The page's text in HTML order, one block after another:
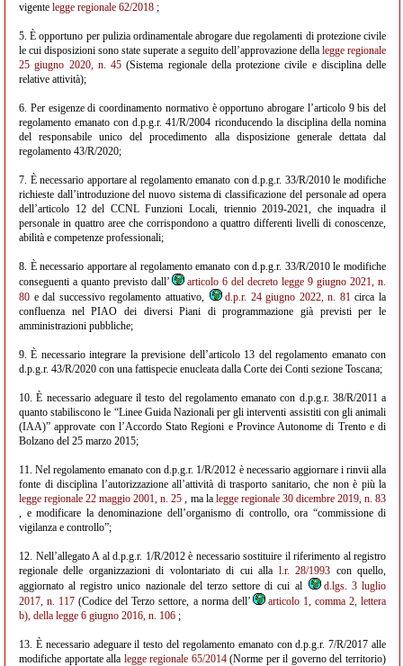
vigente legge regionale 62/2018 ;
5. È opportuno per pulizia ordinamentale abrogare due regolamenti di protezione civile
le cui disposizioni sono state superate a seguito dell’approvazione della legge regionale
25 giugno 2020, n. 45 (Sistema regionale della protezione civile e disciplina delle
relative attività);
6. Per esigenze di coordinamento normativo è opportuno abrogare l’articolo 9 bis del
regolamento emanato con d.p.g.r. 41/R/2004 riconducendo la disciplina della nomina
del responsabile unico del procedimento alla disposizione generale dettata dal
regolamento 43/R/2020;
7. È necessario apportare al regolamento emanato con d.p.g.r. 33/R/2010 le modifiche
richieste dall’introduzione del nuovo sistema di classificazione del personale ad opera
dell’articolo 12 del CCNL Funzioni Locali, triennio 2019-2021, che inquadra il
personale in quattro aree che corrispondono a quattro differenti livelli di conoscenze,
abilità e competenze professionali;
8. È necessario apportare al regolamento emanato con d.p.g.r. 33/R/2010 le modifiche
conseguenti a quanto previsto dall’
articolo 6 del decreto legge 9 giugno 2021, n.
80 e dal successivo regolamento attuativo, d.p.r. 24 giugno 2022, n. 81circa la
confluenza nel PIAO dei diversi Piani di programmazione già previsti per le
amministrazioni pubbliche;
9. È necessario integrare la previsione dell’articolo 13 del regolamento emanato con
d.p.g.r. 43/R/2020 con una fattispecie enucleata dalla Corte dei Conti sezione Toscana;
10. È necessario adeguare il testo del regolamento emanato con d.p.g.r. 38/R/2011 a
quanto stabiliscono le “Linee Guida Nazionali per gli interventi assistiti con gli animali
(IAA)” approvate con l’Accordo Stato Regioni e Province Autonome di Trento e di
Bolzano del 25 marzo 2015;
11. Nel regolamento emanato con d.p.g.r. 1/R/2012 è necessario aggiornare i rinvii alla
fonte di disciplina l’autorizzazione all’attività di trasporto sanitario, che non è più la
legge regionale 22 maggio 2001, n. 25 , ma la legge regionale 30 dicembre 2019, n. 83
, e modificare la denominazione dell’organismo di controllo, ora “commissione di
vigilanza e controllo”;
12. Nell’allegato A al d.p.g.r. 1/R/2012 è necessario sostituire il riferimento al registro
regionale delle organizzazioni di volontariato di cui alla l.r. 28/1993 con quello,
aggiornato al registro unico nazionale del terzo settore di cui al
d.lgs. 3 luglio
2017, n. 117 (Codice del Terzo settore, a norma dell’
articolo 1, comma 2, lettera
b), della legge 6 giugno 2016, n. 106 ;
13. È necessario adeguare il testo del regolamento emanato con d.p.g.r. 7/R/2017 alle
modifiche apportate alla legge regionale 65/2014(Norme per il governo del territorio)